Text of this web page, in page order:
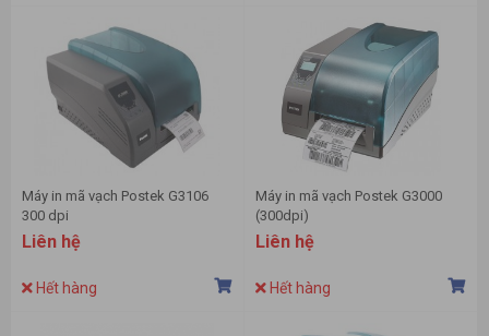
Máy in mã vạch Postek G3106
300 dpi
Liên hệ
Hết hàng
Máy in mã vạch Postek G3000
(300dpi)
Liên hệ
Hết hàng